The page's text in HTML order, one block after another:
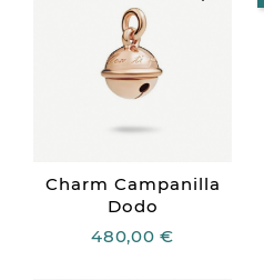
Charm Campanilla
Dodo
480,00 €